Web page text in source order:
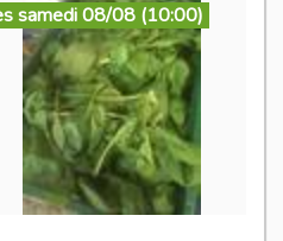
samedi 08/08 (10:00)